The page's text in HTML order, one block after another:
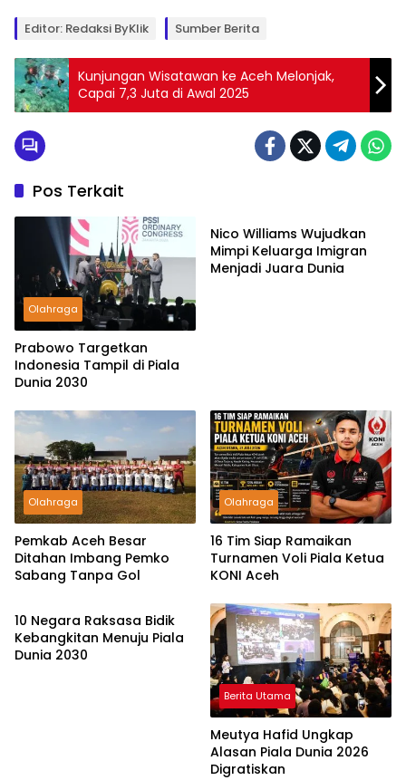
Editor: Redaksi ByKlik Sumber Berita
Kunjungan Wisatawan ke Aceh Melonjak,
Capai 7,3 Juta di Awal 2025
Pos Terkait
Olahraga
Prabowo Targetkan
Indonesia Tampil di Piala
Dunia 2030
Nico Williams Wujudkan
Mimpi Keluarga Imigran
Menjadi Juara Dunia
Olahraga
Pemkab Aceh Besar
Ditahan Imbang Pemko
Sabang Tanpa Gol
Olahraga
16 Tim Siap Ramaikan
Turnamen Voli Piala Ketua
KONI Aceh
Olahraga
10 Negara Raksasa Bidik
Kebangkitan Menuju Piala
Dunia 2030
Berita Utama
Meutya Hafid Ungkap
Alasan Piala Dunia 2026
Digratiskan